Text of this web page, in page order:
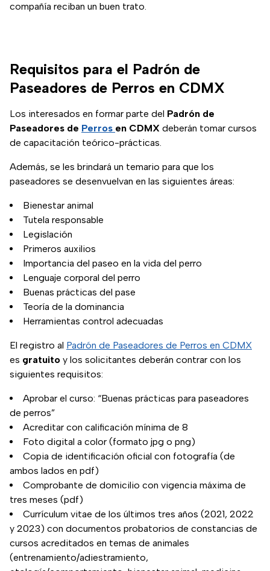
compañía reciban un buen trato.
Requisitos para el Padrón de
Paseadores de Perros en CDMX
Los interesados en formar parte del Padrón de
Paseadores de Perros en CDMX deberán tomar cursos
de capacitación teórico-prácticas.
Además, se les brindará un temario para que los
paseadores se desenvuelvan en las siguientes áreas:
Bienestar animal
Tutela responsable
Legislación
Primeros auxilios
Importancia del paseo en la vida del perro
Lenguaje corporal del perro
Buenas prácticas del pase
Teoría de la dominancia
Herramientas control adecuadas
El registro al Padrón de Paseadores de Perros en CDMX
es gratuito y los solicitantes deberán contrar con los
siguientes requisitos:
Aprobar el curso: “Buenas prácticas para paseadores
de perros”
Acreditar con calificación mínima de 8
Foto digital a color (formato jpg o png)
Copia de identificación oficial con fotografía (de
ambos lados en pdf)
Comprobante de domicilio con vigencia máxima de
tres meses (pdf)
Currículum vitae de los últimos tres años (2021, 2022
y 2023) con documentos probatorios de constancias de
cursos acreditados en temas de animales
(entrenamiento/adiestramiento,